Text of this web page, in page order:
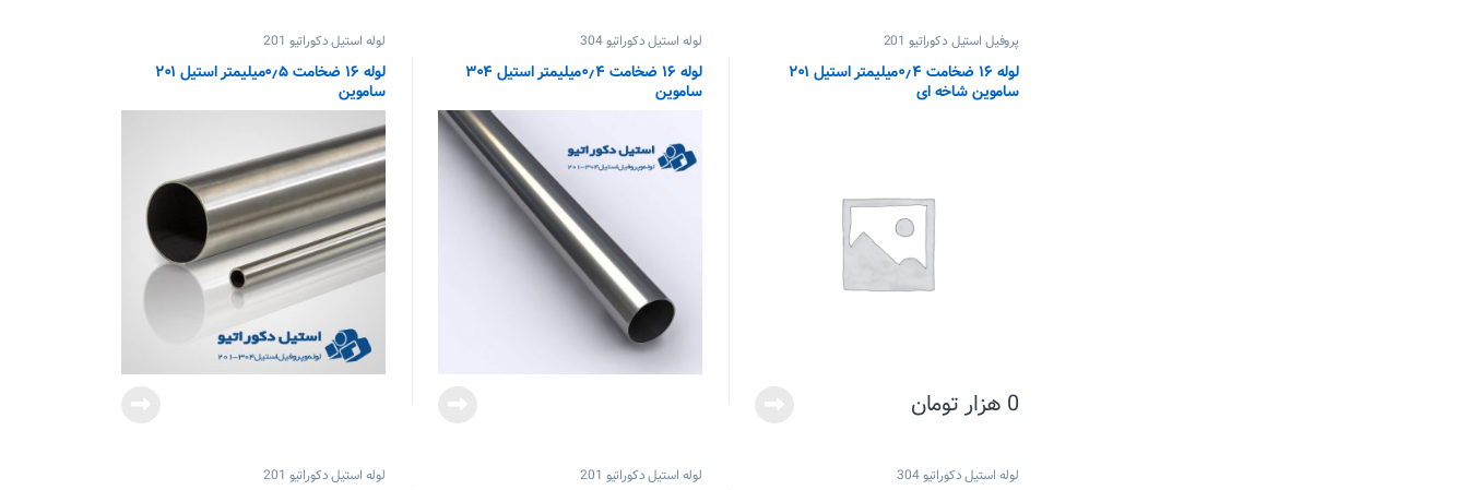
پروفیل استیل دکوراتیو 201
لوله ۱۶ ضخامت ۰٫۴میلیمتر استیل ۲۰۱
ساموین شاخه ای
0 هزار تومان
لوله استیل دکوراتیو 304
لوله ۱۶ ضخامت ۰٫۴میلیمتر استیل ۳۰۴
ساموین
لوله استیل دکوراتیو 201
لوله ۱۶ ضخامت ۰٫۵میلیمتر استیل ۲۰۱
ساموین
لوله استیل دکوراتیو 304 لوله استیل دکوراتیو 201 لوله استیل دکوراتیو 201